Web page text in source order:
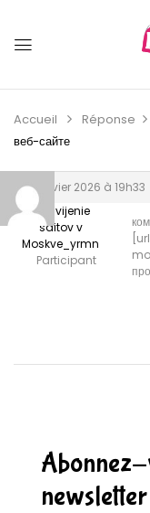
Accueil Réponse
веб-сайте
17 janvier 2026 à 19h33
Prodvijenie
saitov v
Moskve_yrmn
Participant
newsletter